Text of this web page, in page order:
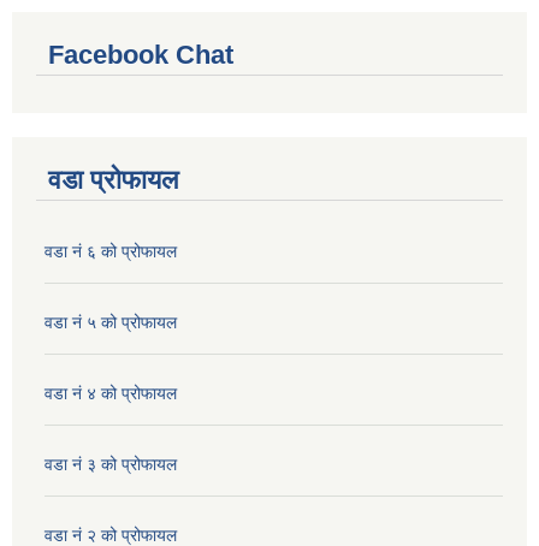
Facebook Chat
वडा प्रोफायल
वडा नं ६ को प्रोफायल
वडा नं ५ को प्रोफायल
वडा नं ४ को प्रोफायल
वडा नं ३ को प्रोफायल
वडा नं २ को प्रोफायल